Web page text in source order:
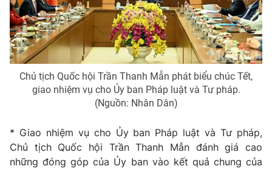
® Cấm sao chép dưới mọi hình thức nếu không có sự chấp
thuận bằng văn bản. Ghi rõ nguồn VTV.vn khi phát hành lại
Chủ tịch Quốc hội Trần Thanh Mẫn phát biểu chúc Tết,
giao nhiệm vụ cho Ủy ban Pháp luật và Tư pháp.
(Nguồn: Nhân Dân)
* Giao nhiệm vụ cho Ủy ban Pháp luật và Tư pháp,
Chủ tịch Quốc hội Trần Thanh Mẫn đánh giá cao
những đóng góp của Ủy ban vào kết quả chung của